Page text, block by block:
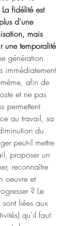
La fidélité est
d'une
mais
une temporalité
génération
immédiatement
afin de
et ne pas
permettent
au travail, sa
du
peut-il mettre
proposer un
reconnaître
oeuvre et
? Le
liées aux
qu'il faut